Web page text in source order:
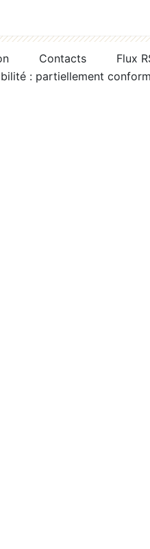
Contacts
Flux
: partiellement